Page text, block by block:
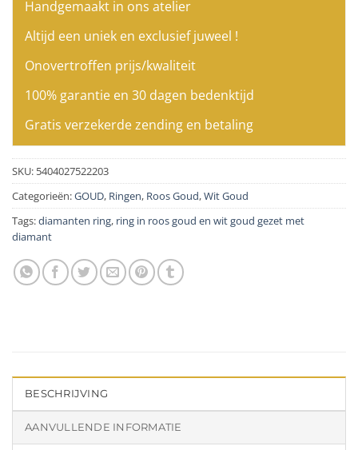
Handgemaakt in ons atelier
Altijd een uniek en exclusief juweel !
Onovertroffen prijs/kwaliteit
100% garantie en 30 dagen bedenktijd
Gratis verzekerde zending en betaling
SKU: 5404027522203
Categorieën:GOUD, Ringen, Roos Goud,Wit Goud
Tags:diamanten ring, ring in roos goud en wit goud gezet met
diamant
BESCHRIJVING
AANVULLENDE INFORMATIE